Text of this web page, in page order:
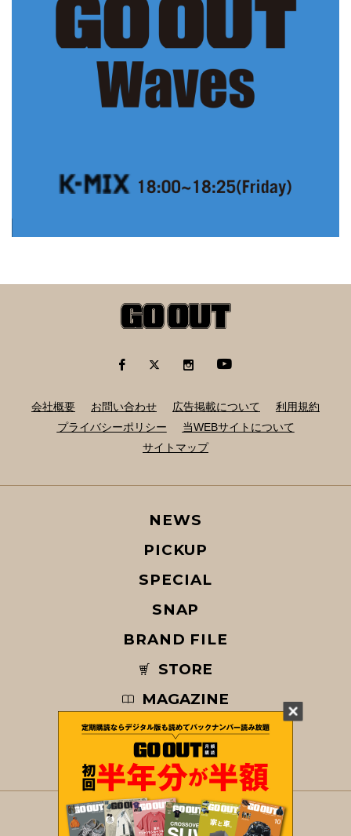
会社概要 お問い合わせ 広告掲載について
利用規約
プライバシーポリシー
当WEBサイトについて
サイトマップ
© COPYRIGHT 2026 GO OUT / SAN-EI CORPORATION Co.,Ltd.
NEWS
PICKUP
SPECIAL
SNAP
BRAND FILE
STORE
MAGAZINE